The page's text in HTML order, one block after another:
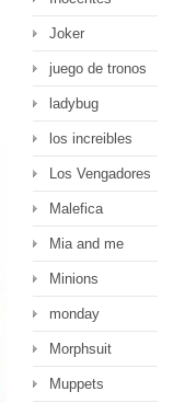
Joker
juego de tronos
ladybug
los increibles
Los Vengadores
Malefica
Mia and me
Minions
monday
Morphsuit
Muppets